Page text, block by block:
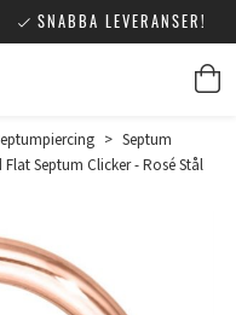
SNABBA LEVERANSER!
> Septum
Flat Septum Clicker - Rosé Stål